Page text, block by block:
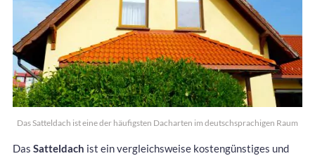
Das Satteldach ist eine der häufigsten Dacharten im deutschsprachigen Raum
Das Satteldach ist ein vergleichsweise kostengünstiges und